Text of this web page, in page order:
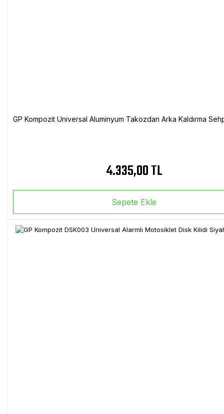
GP Kompozit Universal Aluminyum Takozdan Arka Kaldırma
4.335,00 TL
Sepete Ekle